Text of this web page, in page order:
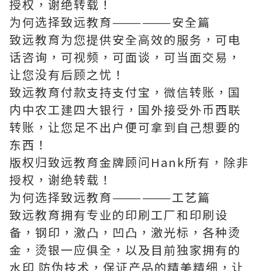
授权，谢绝转载！
为何选择致远教育——————安全篇
致远教育为您提供安全高效的服务，可电
话咨询，可视频，可面谈，可当面交易，
让您没有后顾之忧！
致远教育付款支持支付宝，微信转账，国
内中农工建四大银行，国外接受外币西联
转账，让您足不出户便可拿到自己想要的
东西！
版权归致远教育金牌顾问Hank所有，除非
授权，谢绝转载！
为何选择致远教育——————工艺篇
致远教育拥有专业的印刷工厂和印刷设
备，钢印，激凸，凹凸，激光标，各种烫
金，烫银一应俱全，以及目前独家拥有的
水印 防伪技术，保证产品的精美精细，让